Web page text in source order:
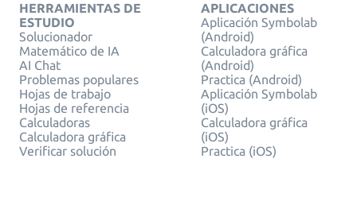
HERRAMIENTAS DE
ESTUDIO
Solucionador
Matemático de IA
AI Chat
Problemas populares
Hojas de trabajo
Hojas de referencia
Calculadoras
Calculadora gráfica
Verificar solución
APLICACIONES
Aplicación Symbolab
(Android)
Calculadora gráfica
(Android)
Practica (Android)
Aplicación Symbolab
(iOS)
Calculadora gráfica
(iOS)
Practica (iOS)